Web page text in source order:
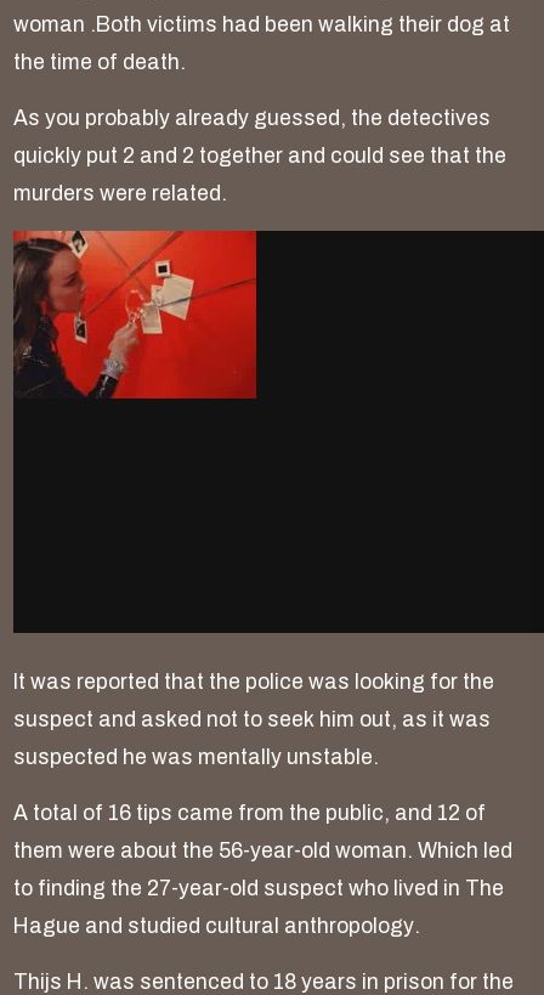
woman .Both victims had been wa king their dog at
the time of death.
As you probab ly a ready guessed , the detectives
quick ly put 2 and 2 together and cou d see that the
murders were re ated .
t was reported that the po ice was ooking for the
suspect and asked not to seek him out, as it was
suspected he was menta ly unstab e.
A tota of 16 tips came from the pub ic, and 12 of
them were about the 56-year-o d woman. Which ed
to finding the 27-year-o d suspect who ived in The
H ague and studied cu tura anthropo ogy.
Thijs H . was sentenced to 18 years in prison for the